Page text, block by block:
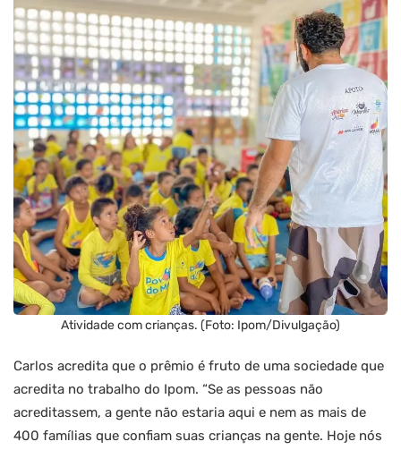
Atividade com crianças. (Foto: Ipom/Divulgação)
Carlos acredita que o prêmio é fruto de uma sociedade que
acredita no trabalho do Ipom. “Se as pessoas não
acreditassem, a gente não estaria aqui e nem as mais de
400 famílias que confiam suas crianças na gente. Hoje nós